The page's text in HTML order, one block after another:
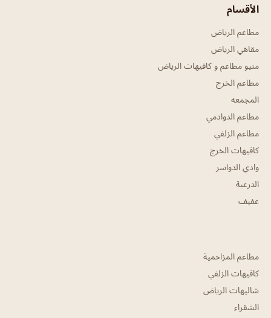
الأقسام
مطاعم الرياض
مقاهي الرياض
منيو مطاعم و كافيهات الرياض
مطاعم الخرج
المجمعه
مطاعم الدوادمي
مطاعم الزلفي
كافيهات الخرج
وادي الدواسر
الدرعية
عفيف
مطاعم المزاحمية
كافيهات الزلفي
شاليهات الرياض
الشقراء